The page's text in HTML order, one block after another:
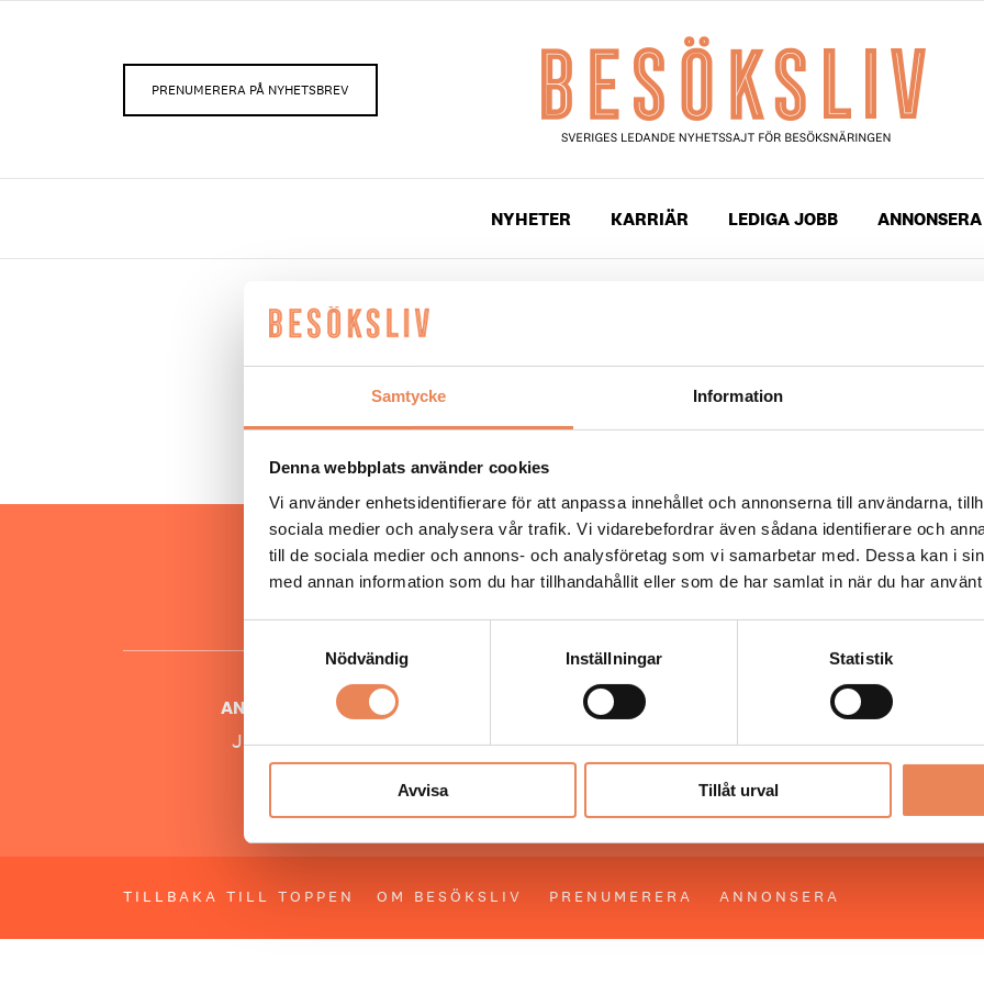
Samtycke Information
Denna webbplats använder cookies
Vi använder enhetsidentifierare för att anpassa innehållet och annonserna till användarna,
sociala medier och analysera vår trafik. Vi vidarebefordrar även sådana identifierare och
till de sociala medier och annons- och analysföretag som vi samarbetar med. Dessa kan i
med annan information som du har tillhandahållit eller som de har samlat in när du har
Nödvändig
Inställningar Statistik
Avvisa Tillåt urval
PRENUMERERA PÅ NYHETSBREV
NYHETER KARRIÄR LEDIGA JOBB ANNONSERA
Inlägg taggade med
NYHETER | 22 augusti 2022
Två restauranger vann Årets viltkrog 2022
Hos oss läser du landets mest uppdaterade nyheter och
besöksnäringen. Besöksliv i sin tryckta form är ett affärsmagasin
ANSVARIG UTGIVARE
Jonas Siljhammar
Allt material på besoksliv.se är skyddat
enligt lagen om upphovsrätt.
TILLBAKA TILL TOPPEN OM BESÖKSLIV PRENUMERERA ANNONSERA